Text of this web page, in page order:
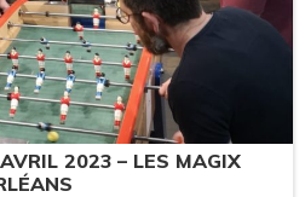
2023 – LES MAGIX